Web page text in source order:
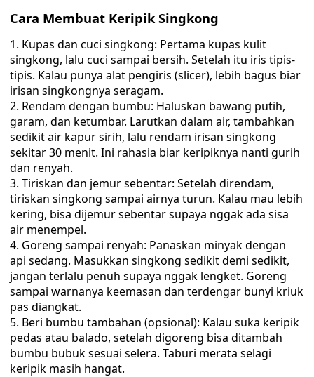
Cara Membuat Keripik Singkong
Kupas dan cuci singkong: Pertama kupas kulit
singkong, lalu cuci sampai bersih. Setelah itu iris tipis-
tipis. Kalau punya alat pengiris (slicer), lebih bagus biar
irisan singkongnya seragam.
Rendam dengan bumbu: Haluskan bawang putih,
garam, dan ketumbar. Larutkan dalam air, tambahkan
sedikit air kapur sirih, lalu rendam irisan singkong
sekitar 30 menit. Ini rahasia biar keripiknya nanti gurih
dan renyah.
Tiriskan dan jemur sebentar: Setelah direndam,
tiriskan singkong sampai airnya turun. Kalau mau lebih
kering, bisa dijemur sebentar supaya nggak ada sisa
air menempel.
Goreng sampai renyah: Panaskan minyak dengan
api sedang. Masukkan singkong sedikit demi sedikit,
jangan terlalu penuh supaya nggak lengket. Goreng
sampai warnanya keemasan dan terdengar bunyi kriuk
pas diangkat.
Beri bumbu tambahan (opsional): Kalau suka keripik
pedas atau balado, setelah digoreng bisa ditambah
bumbu bubuk sesuai selera. Taburi merata selagi
keripik masih hangat.